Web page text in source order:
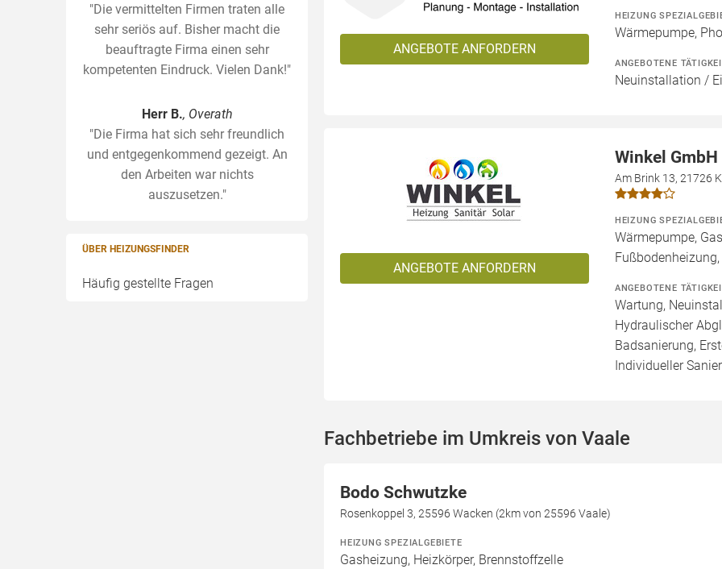
"Die vermittelten Firmen traten alle
sehr seriös auf. Bisher macht die
beauftragte Firma einen sehr
kompetenten Eindruck. Vielen Dank!"
Herr B., Overath
"Die Firma hat sich sehr freundlich
und entgegenkommend gezeigt. An
den Arbeiten war nichts
auszusetzen."
ÜBER HEIZUNGSFINDER
Häufig gestellte Fragen
ANGEBOTE ANFORDERN
HEIZUNG
Wärmepumpe,
ANGEBOTENE
Neuinstallation /
ANGEBOTE ANFORDERN
Winkel GmbH
Am Brink 13, 21726
HEIZUNG
Wärmepumpe,
ANGEBOTENE
Wartung,
Hydraulischer
Badsanierung,
Individueller
Fachbetriebe im Umkreis von Vaale
Bodo Schwutzke
Rosenkoppel 3, 25596 Wacken (2km von 25596 Vaale)
HEIZUNG SPEZIALGEBIETE
Gasheizung, Heizkörper, Brennstoffzelle